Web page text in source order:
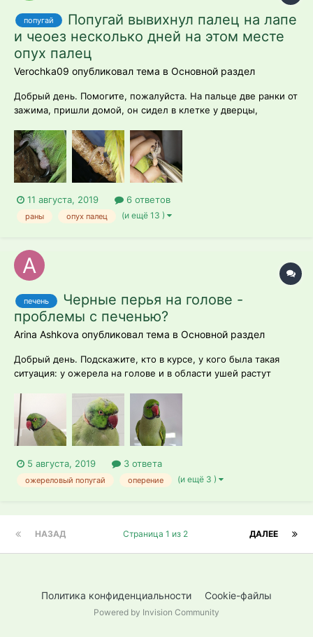
попугай
Попугай вывихнул палец на лапе
и чеоез несколько дней на этом месте
опух палец
Verochka09 опубликовал тема в Основной раздел
Добрый день. Помогите, пожалуйста. На пальце две ранки от
зажима, пришли домой, он сидел в клетке у дверцы,
Окозалось, что пальчик застрял в ней и зажался, похоже, что
он много терся в ней, были видны 2 красные линии, можно
увидеть на фото. К приход...
11 августа, 2019 6 ответов
раны опух палец (и ещё 13 )
печень
Черные перья на голове -
проблемы с печенью?
Arina Ashkova опубликовал тема в Основной раздел
Добрый день. Подскажите, кто в курсе, у кого была такая
ситуация: у ожерела на голове и в области ушей растут
проблема с печенью. Так ли это и что делать в такой
ситуации? Обращаться сразу к ветеринару? Продавец-
заводчик сказал, чт...
5 августа, 2019 3 ответа
ожереловый попугай оперение (и ещё 3 )
НАЗАД ДАЛЕЕ
Страница 1 из 2
Политика конфиденциальности Cookie-файлы
Powered by Invision Community